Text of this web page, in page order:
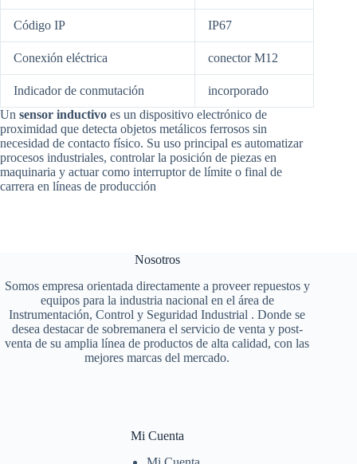
Código IP IP67
Conexión eléctrica conector M12
Indicador de conmutación
incorporado
Un sensor inductivo es un dispositivo electrónico de
proximidad que detecta objetos metálicos ferrosos sin
necesidad de contacto físico. Su uso principal es automatizar
procesos industriales, controlar la posición de piezas en
maquinaria y actuar como interruptor de límite o final de
carrera en líneas de producción
Nosotros
Somos empresa orientada directamente a proveer repuestos y
equipos para la industria nacional en el área de
Instrumentación, Control y Seguridad Industrial . Donde se
desea destacar de sobremanera el servicio de venta y post-
venta de su amplia línea de productos de alta calidad, con las
mejores marcas del mercado.
Mi Cuenta